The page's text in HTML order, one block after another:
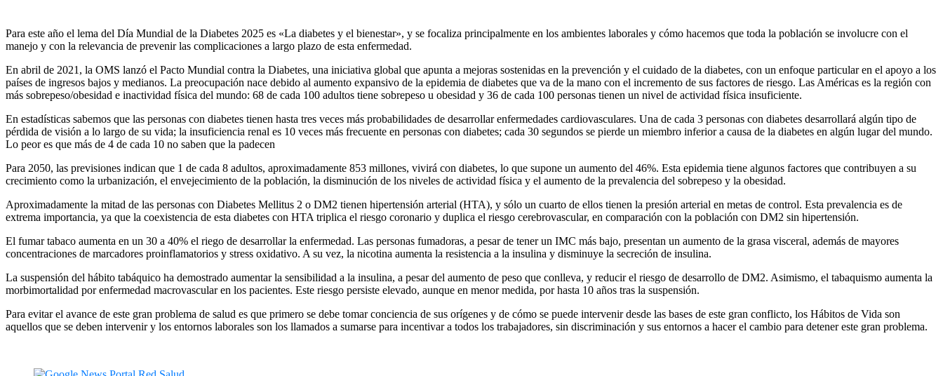
Para este año el lema del Día Mundial de la Diabetes 2025 es «La diabetes y el bienestar», y se focaliza principalmente en los ambientes laborales y cómo hacemos que toda la población se involucre con el
manejo y con la relevancia de prevenir las complicaciones a largo plazo de esta enfermedad.
En abril de 2021, la OMS lanzó el Pacto Mundial contra la Diabetes, una iniciativa global que apunta a mejoras sostenidas en la prevención y el cuidado de la diabetes, con un enfoque particular en el apoyo a los
países de ingresos bajos y medianos. La preocupación nace debido al aumento expansivo de la epidemia de diabetes que va de la mano con el incremento de sus factores de riesgo. Las Américas es la región con
más sobrepeso/obesidad e inactividad física del mundo: 68 de cada 100 adultos tiene sobrepeso u obesidad y 36 de cada 100 personas tienen un nivel de actividad física insuficiente.
En estadísticas sabemos que las personas con diabetes tienen hasta tres veces más probabilidades de desarrollar enfermedades cardiovasculares. Una de cada 3 personas con diabetes desarrollará algún tipo de
pérdida de visión a lo largo de su vida; la insuficiencia renal es 10 veces más frecuente en personas con diabetes; cada 30 segundos se pierde un miembro inferior a causa de la diabetes en algún lugar del mundo.
Lo peor es que más de 4 de cada 10 no saben que la padecen
Para 2050, las previsiones indican que 1 de cada 8 adultos, aproximadamente 853 millones, vivirá con diabetes, lo que supone un aumento del 46%. Esta epidemia tiene algunos factores que contribuyen a su
crecimiento como la urbanización, el envejecimiento de la población, la disminución de los niveles de actividad física y el aumento de la prevalencia del sobrepeso y la obesidad.
Aproximadamente la mitad de las personas con Diabetes Mellitus 2 o DM2 tienen hipertensión arterial (HTA), y sólo un cuarto de ellos tienen la presión arterial en metas de control. Esta prevalencia es de
extrema importancia, ya que la coexistencia de esta diabetes con HTA triplica el riesgo coronario y duplica el riesgo cerebrovascular, en comparación con la población con DM2 sin hipertensión.
El fumar tabaco aumenta en un 30 a 40% el riego de desarrollar la enfermedad. Las personas fumadoras, a pesar de tener un IMC más bajo, presentan un aumento de la grasa visceral, además de mayores
concentraciones de marcadores proinflamatorios y stress oxidativo. A su vez, la nicotina aumenta la resistencia a la insulina y disminuye la secreción de insulina.
La suspensión del hábito tabáquico ha demostrado aumentar la sensibilidad a la insulina, a pesar del aumento de peso que conlleva, y reducir el riesgo de desarrollo de DM2. Asimismo, el tabaquismo aumenta la
morbimortalidad por enfermedad macrovascular en los pacientes. Este riesgo persiste elevado, aunque en menor medida, por hasta 10 años tras la suspensión.
Para evitar el avance de este gran problema de salud es que primero se debe tomar conciencia de sus orígenes y de cómo se puede intervenir desde las bases de este gran conflicto, los Hábitos de Vida son
aquellos que se deben intervenir y los entornos laborales son los llamados a sumarse para incentivar a todos los trabajadores, sin discriminación y sus entornos a hacer el cambio para detener este gran problema.